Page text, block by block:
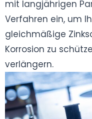
mit langjährigen
Verfahren ein, um
gleichmäßige
Korrosion zu
verlängern.